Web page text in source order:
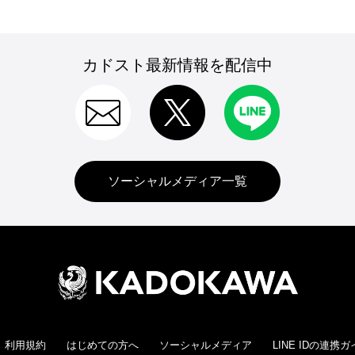
カドスト最新情報を配信中
ソーシャルメディア一覧
利用規約 はじめての方へ ソーシャルメディア LINE IDの連携ガ